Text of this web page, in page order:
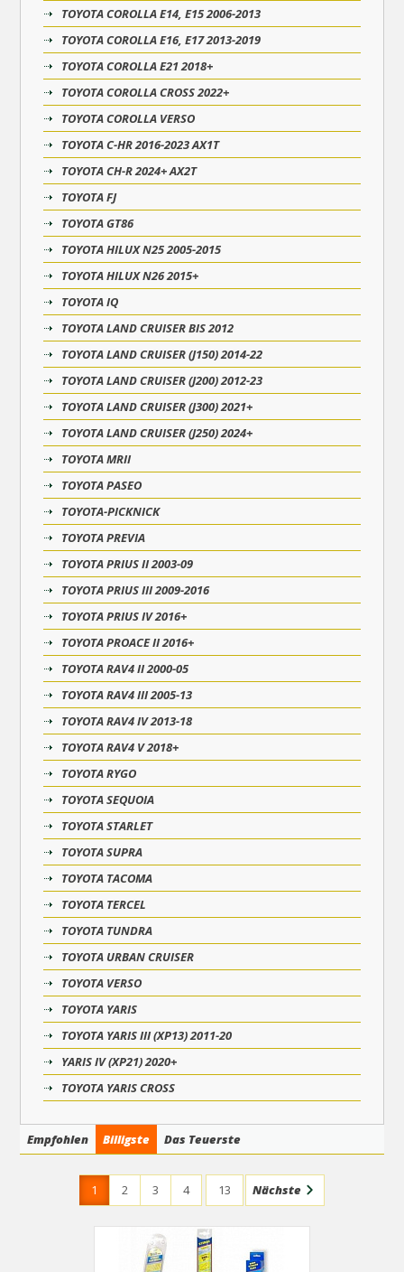
TOYOTA COROLLA E14, E15 2006-2013
TOYOTA COROLLA E16, E17 2013-2019
TOYOTA COROLLA E21 2018+
TOYOTA COROLLA CROSS 2022+
TOYOTA COROLLA VERSO
TOYOTA C-HR 2016-2023 AX1T
TOYOTA CH-R 2024+ AX2T
TOYOTA FJ
TOYOTA GT86
TOYOTA HILUX N25 2005-2015
TOYOTA HILUX N26 2015+
TOYOTA IQ
TOYOTA LAND CRUISER BIS 2012
TOYOTA LAND CRUISER (J150) 2014-22
TOYOTA LAND CRUISER (J200) 2012-23
TOYOTA LAND CRUISER (J300) 2021+
TOYOTA LAND CRUISER (J250) 2024+
TOYOTA MRII
TOYOTA PASEO
TOYOTA-PICKNICK
TOYOTA PREVIA
TOYOTA PRIUS II 2003-09
TOYOTA PRIUS III 2009-2016
TOYOTA PRIUS IV 2016+
TOYOTA PROACE II 2016+
TOYOTA RAV4 II 2000-05
TOYOTA RAV4 III 2005-13
TOYOTA RAV4 IV 2013-18
TOYOTA RAV4 V 2018+
TOYOTA RYGO
TOYOTA SEQUOIA
TOYOTA STARLET
TOYOTA SUPRA
TOYOTA TACOMA
TOYOTA TERCEL
TOYOTA TUNDRA
TOYOTA URBAN CRUISER
TOYOTA VERSO
TOYOTA YARIS
TOYOTA YARIS III (XP13) 2011-20
YARIS IV (XP21) 2020+
TOYOTA YARIS CROSS
Empfohlen Billigste Das Teuerste
1 2 3 4 13 Nächste